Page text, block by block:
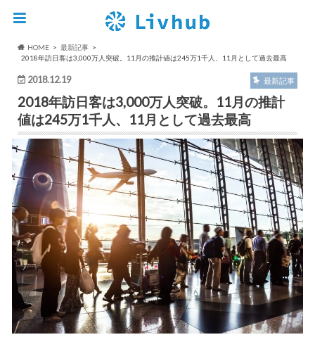
HOME
最新記事
2018年訪日客は3,000万人突破。11月の推計値は245万1千人、11月として過去最高
2018.12.19 最新記事
2018年訪日客は3,000万人突破。11月の推計
値は245万1千人、11月として過去最高